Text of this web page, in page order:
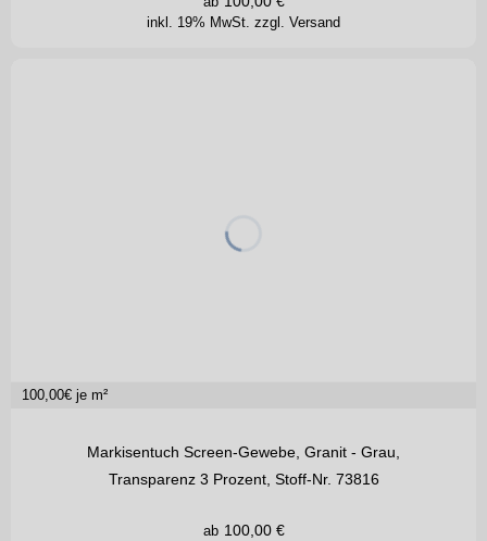
inkl. 19% MwSt. zzgl. Versand
100,00€ je m²
Markisentuch Screen-Gewebe, Granit - Grau,
Transparenz 3 Prozent, Stoff-Nr. 73816
ab 100,00€